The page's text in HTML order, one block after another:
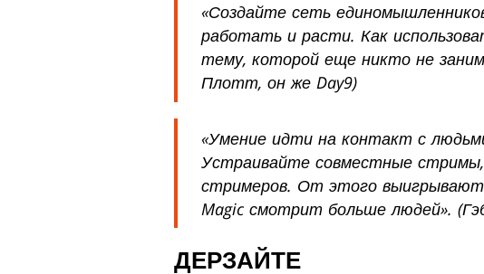
«Создайте сеть
работать и расти. Как
тему, которой еще никто не
Плотт, он же Day9)
«Умение идти на контакт с
Устраивайте совместные стримы,
стримеров. От этого выигрывают
Magic смотрит больше людей».
ДЕРЗАЙТЕ